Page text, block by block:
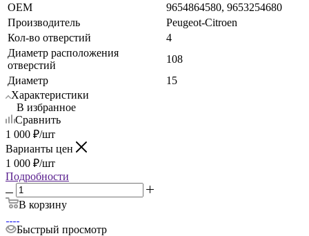
OEM
9654864580, 9653254680
Производитель
Peugeot-Citroen
Кол-во отверстий
4
Диаметр расположения
отверстий
108
Диаметр
15
Характеристики
В избранное
Сравнить
1 000 ₽/шт
Варианты цен
1 000 ₽/шт
Подробности
В корзину
Быстрый просмотр